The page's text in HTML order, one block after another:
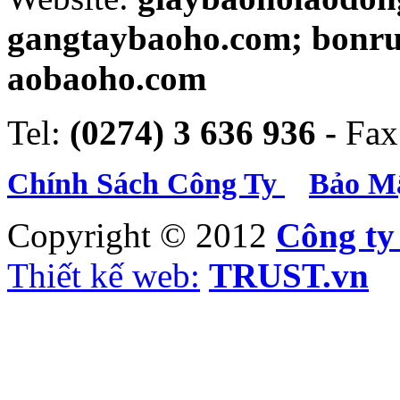
gangtaybaoho.com;
aobaoho.com
Tel: (0274) 3 636 936 -
Chính Sách Công Ty Bảo
Copyright © 2012 Công
Thiết kế web: TRUST.vn